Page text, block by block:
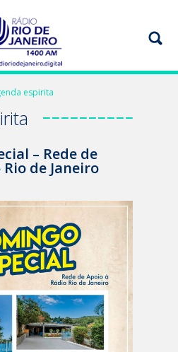
espirita
– Rede de
de Janeiro